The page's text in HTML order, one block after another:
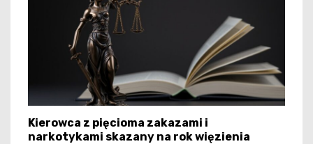
Kierowca z pięcioma zakazami i
narkotykami skazany na rok więzienia